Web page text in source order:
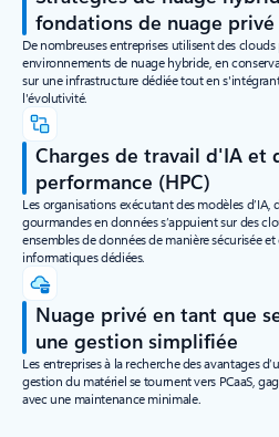
fondations de nuage privé
De nombreuses entreprises utilisent des
environnements de nuage hybride, en
sur une infrastructure dédiée tout en
l'évolutivité.
Charges de travail d'IA et
performance (HPC)
Les organisations exécutant des modèles
gourmandes en données s’appuient sur des
ensembles de données de manière sécurisée
informatiques dédiées.
Nuage privé en tant que
une gestion simplifiée
Les entreprises à la recherche des avantages
gestion du matériel se tournent vers PCaaS,
avec une maintenance minimale.